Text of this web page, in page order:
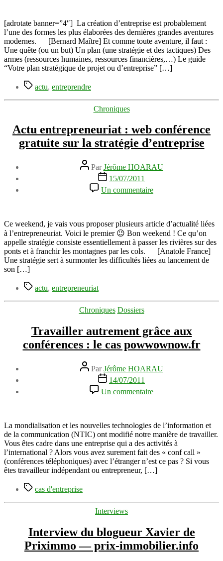
télécharger
pour
votre
planification
stratégique
et
[adrotate banner=”4″] La création d’entreprise est probablement
l’une des formes les plus élaborées des dernières grandes aventures
modernes. [Bernard Maître] Et comme toute aventure, il faut :
Une quête (ou un but) Un plan (une stratégie et des tactiques) Des
armes (ressources humaines, ressources financières,…) Le guide
“Votre plan stratégique de projet ou d’entreprise” […]
Étiquettes
actu, entreprendre
Catégories
Chroniques
Actu entrepreneuriat : web conférence
gratuite sur la stratégie d’entreprise
Auteur
de
l’article
ParJérôme HOARAU
Date
de
l’article
15/07/2011
Un commentaire
Actu
web
conférence
gratuite
sur
la
Ce weekend, je vais vous proposer plusieurs article d’actualité liées
à l’entrepreneuriat. Voici le premier 😉 Bon weekend ! Ce qu’on
appelle stratégie consiste essentiellement à passer les rivières sur des
ponts et à franchir les montagnes par les cols. [Anatole France]
Une stratégie sert à surmonter les difficultés liées au lancement de
son […]
Étiquettes
actu, entrepreneuriat
Catégories
Chroniques Dossiers
Travailler autrement grâce aux
conférences : le cas powwownow.fr
Auteur
de
l’article
ParJérôme HOARAU
Date
de
l’article
14/07/2011
Un commentaire
Travailler
aux
conférences
:
le
cas
powwownow.fr
La mondialisation et les nouvelles technologies de l’information et
de la communication (NTIC) ont modifié notre manière de travailler.
Vous êtes cadre dans une entreprise qui a des activités à
l’international ? Alors vous avez surement fait des « conf call »
(conférences téléphoniques) avec l’étranger n’est ce pas ? Si vous
êtes travailleur indépendant ou entrepreneur, […]
Étiquettes
cas d'entreprise
Catégories
Interviews
Interview du blogueur Xavier de
Priximmo — prix-immobilier.info